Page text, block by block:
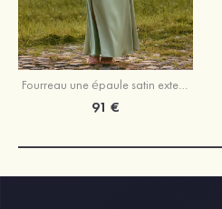
Fourreau une épaule satin extensible longueur ras du sol robe de demoiselle d'honneur avec noeud papillon fendue
91 €